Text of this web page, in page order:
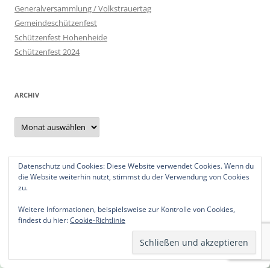
Generalversammlung / Volkstrauertag
Gemeindeschützenfest
Schützenfest Hohenheide
Schützenfest 2024
ARCHIV
Archiv
Datenschutzerklärung
Impressum
Datenschutz und Cookies: Diese Website verwendet Cookies. Wenn du
die Website weiterhin nutzt, stimmst du der Verwendung von Cookies
zu.
Weitere Informationen, beispielsweise zur Kontrolle von Cookies,
findest du hier:Cookie-Richtlinie